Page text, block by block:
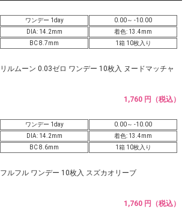
ワンデー 1day
0.00～ -10.00
DIA: 14.2mm
着色: 13.4mm
BC 8.7mm
1箱 10枚入り
リルムーン 0.03ゼロ ワンデー 10枚入 ヌードマッチャ
1,760 円（税込）
ワンデー 1day
0.00～ -10.00
DIA: 14.2mm
着色: 13.4mm
BC 8.6mm
1箱 10枚入り
フルフル ワンデー 10枚入 スズカオリーブ
1,760 円（税込）